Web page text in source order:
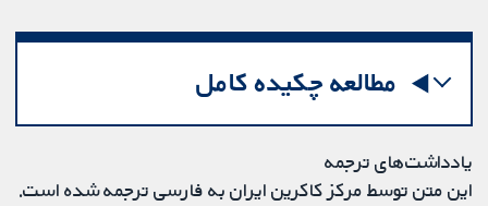
مطالعه چکیده کامل
یادداشت‌های ترجمه
این متن توسط مرکز کاکرین ایران به فارسی ترجمه شده است.